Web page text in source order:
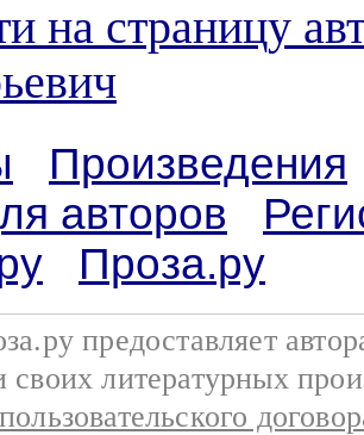
на страницу
Произведения
авторов
Проза.ру
предоставляет
своих литературных
пользовательского